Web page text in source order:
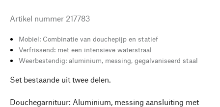
Artikel nummer 217783
Mobiel: Combinatie van douchepijp en statief
Verfrissend: met een intensieve waterstraal
Weerbestendig: aluminium, messing, gegalvaniseerd staal
Set bestaande uit twee delen.
Douchegarnituur: Aluminium, messing aansluiting met